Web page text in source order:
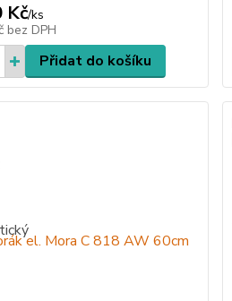
Kč/ks
bez DPH
Přidat do košíku